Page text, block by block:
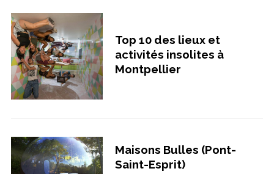
Top 10 des lieux et
activités insolites à
Montpellier
Maisons Bulles (Pont-
Saint-Esprit)